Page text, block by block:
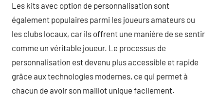
Les kits avec option de personnalisation sont
également populaires parmi les joueurs amateurs ou
les clubs locaux, car ils offrent une manière de se sentir
comme un véritable joueur. Le processus de
personnalisation est devenu plus accessible et rapide
grâce aux technologies modernes, ce qui permet à
chacun de avoir son maillot unique facilement.